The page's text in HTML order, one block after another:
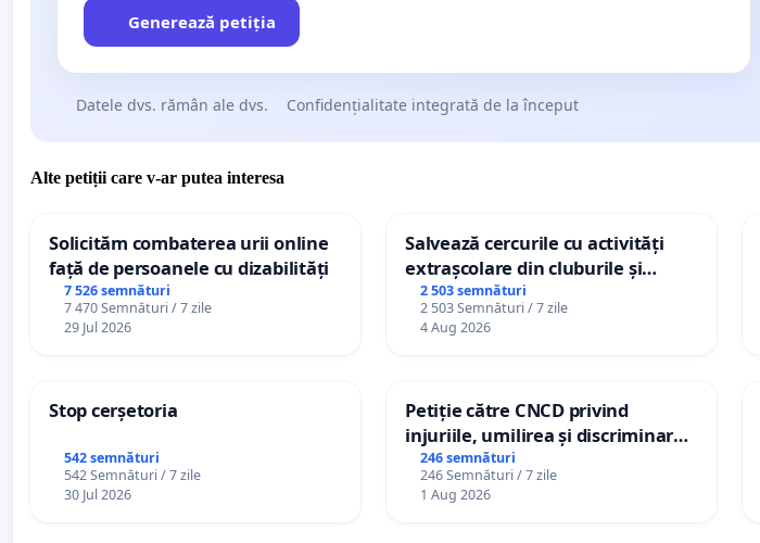
Generează petiția
Datele dvs. rămân ale dvs. Confidențialitate integrată de la început
Alte petiții care v-ar putea interesa
Solicităm combaterea urii online
față de persoanele cu dizabilități
7 526 semnături
7 470 Semnături / 7 zile
29 Jul 2026
Salvează cercurile cu activități
extrașcolare din cluburile și
palatele copiilor
2 503 semnături
2 503 Semnături / 7 zile
4 Aug 2026
Stop cerșetoria
542 semnături
542 Semnături / 7 zile
30 Jul 2026
Petiție către CNCD privind
injuriile, umilirea și discriminarea
persoanelor cu dizabilități de
către utilizatorul TikTok „Gorici”
246 semnături
246 Semnături / 7 zile
1 Aug 2026